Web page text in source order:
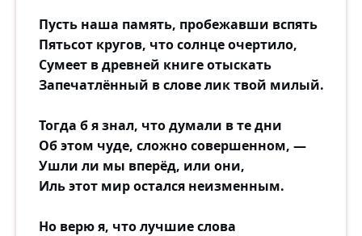
Пусть наша память, пробежавши вспять
Пятьсот кругов, что солнце очертило,
Сумеет в древней книге отыскать
Запечатлённый в слове лик твой милый.
Тогда б я знал, что думали в те дни
Об этом чуде, сложно совершенном, —
Ушли ли мы вперёд, или они,
Иль этот мир остался неизменным.
Но верю я, что лучшие слова